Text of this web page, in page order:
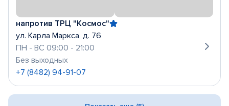
напротив ТРЦ "Космос"
ул. Карла Маркса, д. 76
ПН - ВС 09:00 - 21:00
Без выходных
+7 (8482) 94-91-07